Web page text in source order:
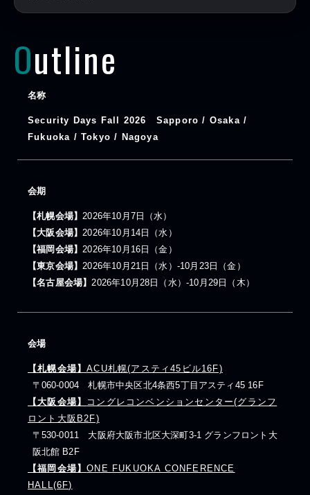
Outline
名称
Security Days Fall 2026 Sapporo / Osaka /
Fukuoka / Tokyo / Nagoya
会期
【札幌会場】 2026年10月7日（水）
【大阪会場】 2026年10月14日（水）
【福岡会場】 2026年10月16日（金）
【東京会場】 2026年10月21日（水）-10月23日（金）
【名古屋会場】 2026年10月28日（水）-10月29日（木）
会場
【札幌会場】ACU札幌(アスティ45ビル16F)
〒060-0004 札幌市中央区北4条西5丁目アスティ45 16F
【大阪会場】
コングレコンベンションセンター(グランフ
ロント大阪B2F)
〒530-0011 大阪府大阪市北区大深町3-1 グランフロント大
阪北館 B2F
【福岡会場】ONE FUKUOKA CONFERENCE
HALL(6F)